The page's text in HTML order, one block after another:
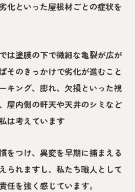
化といった屋根材ごとの症状を
は塗膜の下で微細な亀裂が広が
そのきっかけで劣化が進むこと
キング、膨れ、欠損といった視
屋内側の軒天や天井のシミなど
は考えています
をつけ、異変を早期に捕まえる
られますし、私たち職人として
任を強く感じています。